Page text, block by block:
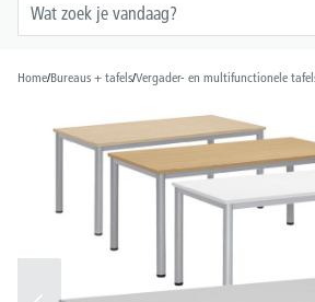
Home/Bureaus + tafels/Vergader- en multifunctionele
Afbeeldingengalerij overslaan